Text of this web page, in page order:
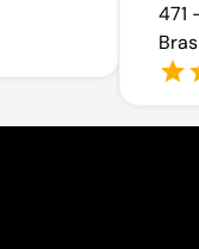
471